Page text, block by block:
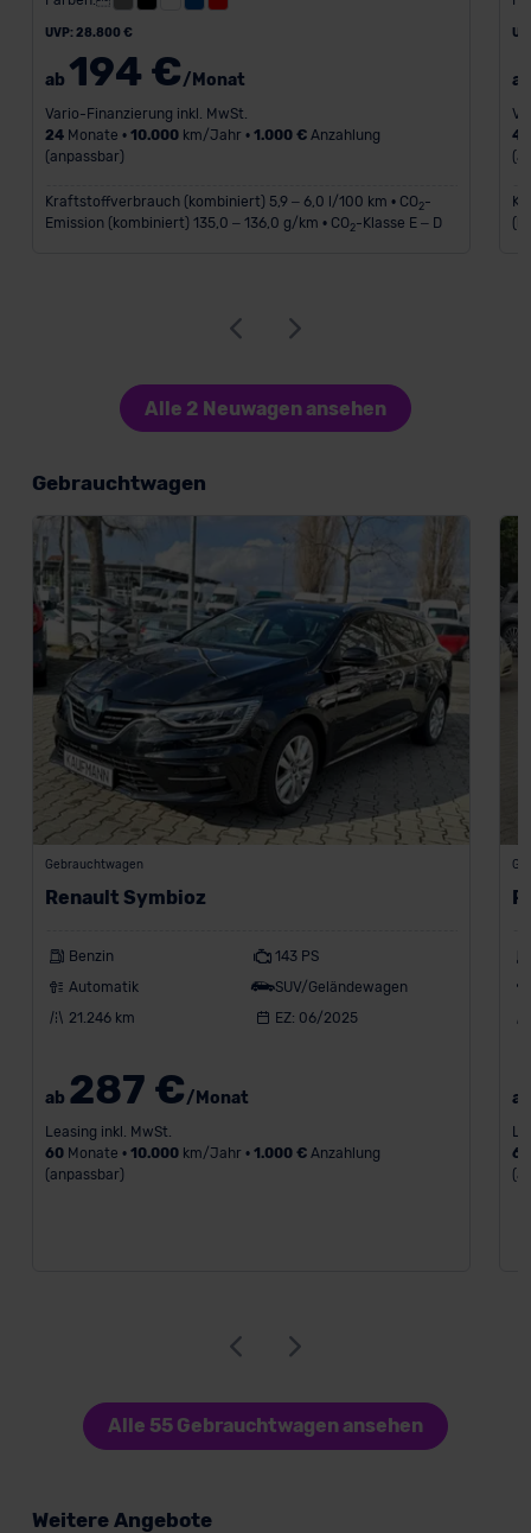
UVP: 28.800 €
ab 194 €/Monat
Vario-Finanzierung inkl. MwSt.
24Monate • 10.000km/Jahr • 1.000 €Anzahlung
(anpassbar)
Kraftstoffverbrauch (kombiniert) 5,9 – 6,0 l/100 km • CO 2-
Emission (kombiniert) 135,0 – 136,0 g/km • CO 2-Klasse E – D
48
Alle 2 Neuwagen ansehen
Gebrauchtwagen
Gebrauchtwagen
Renault Symbioz
Benzin
143 PS
Automatik
SUV/Geländewagen
21.246 km
EZ: 06/2025
ab 287 €/Monat
Leasing inkl. MwSt.
60Monate • 10.000km/Jahr • 1.000 €Anzahlung
(anpassbar)
60
Alle 55 Gebrauchtwagen ansehen
Weitere Angebote